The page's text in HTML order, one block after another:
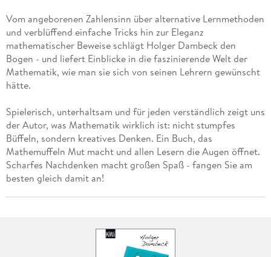
Vom angeborenen Zahlensinn über alternative Lernmethoden
und verblüffend einfache Tricks hin zur Eleganz
mathematischer Beweise schlägt Holger Dambeck den
Bogen - und liefert Einblicke in die faszinierende Welt der
Mathematik, wie man sie sich von seinen Lehrern gewünscht
hätte.
Spielerisch, unterhaltsam und für jeden verständlich zeigt uns
der Autor, was Mathematik wirklich ist: nicht stumpfes
Büffeln, sondern kreatives Denken. Ein Buch, das
Mathemuffeln Mut macht und allen Lesern die Augen öffnet.
Scharfes Nachdenken macht großen Spaß - fangen Sie am
besten gleich damit an!